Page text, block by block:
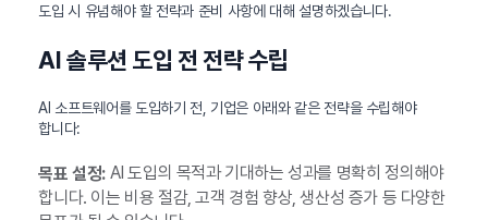
도입 시 유념해야 할 전략과 준비 사항에 대해 설명하겠습니다.
AI 솔루션 도입 전 전략 수립
AI 소프트웨어를 도입하기 전, 기업은 아래와 같은 전략을 수립해야
합니다:
목표 설정:AI 도입의 목적과 기대하는 성과를 명확히 정의해야
합니다. 이는 비용 절감, 고객 경험 향상, 생산성 증가 등 다양한